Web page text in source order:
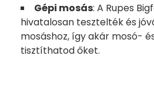
Gépi mosás: A Rupes
hivatalosan tesztelték és
mosáshoz, így akár mosó-
tisztíthatod őket.